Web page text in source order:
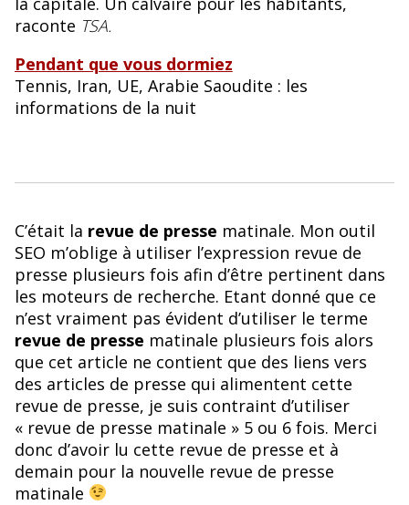
raconte TSA.
Pendant que vous dormiez
Tennis, Iran, UE, Arabie Saoudite : les
informations de la nuit
C’était la revue de presse matinale. Mon outil
SEO m’oblige à utiliser l’expression revue de
presse plusieurs fois afin d’être pertinent dans
les moteurs de recherche. Etant donné que ce
n’est vraiment pas évident d’utiliser le terme
revue de presse matinale plusieurs fois alors
que cet article ne contient que des liens vers
des articles de presse qui alimentent cette
revue de presse, je suis contraint d’utiliser
« revue de presse matinale » 5 ou 6 fois. Merci
donc d’avoir lu cette revue de presse et à
demain pour la nouvelle revue de presse
matinale